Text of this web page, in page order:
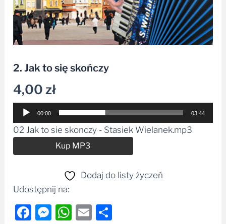
2. Jak to się skończy
4,00zł
Odtwarzacz
plików
dźwiękowych
00:00 03:44
02 Jak to sie skonczy - Stasiek Wielanek.mp3
Kup MP3
Dodaj do listy życzeń
Udostępnij na:
Facebook
Messenger
WhatsApp
Email